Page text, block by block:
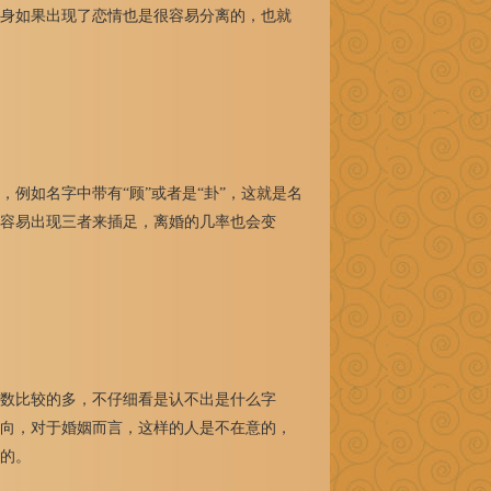
如果出现了恋情也是很容易分离的，也就
如名字中带有“顾”或者是“卦”，这就是名
易出现三者来插足，离婚的几率也会变
较的多，不仔细看是认不出是什么字
，对于婚姻而言，这样的人是不在意的，
。